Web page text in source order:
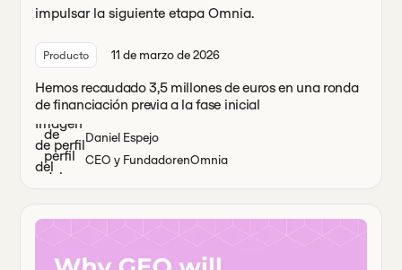
Producto 11 de marzo de 2026
Hemos recaudado 3,5 millones de euros en una ronda
de financiación previa a la fase inicial
Daniel Espejo
CEO y FundadorenOmnia